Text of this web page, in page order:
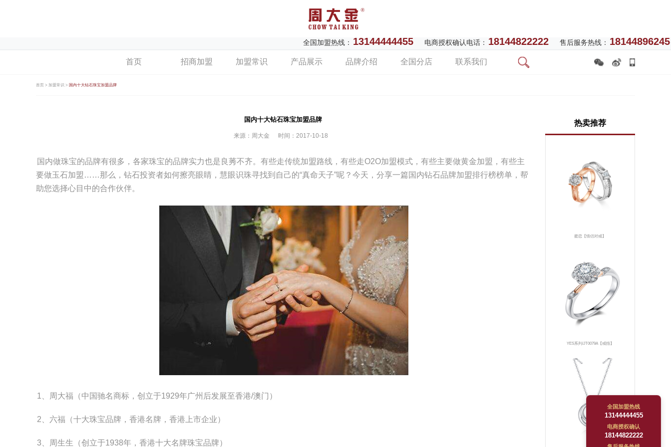
全国加盟热线： 13144444455 电商授权确认电话： 18144822222 售后服务热线： 18144896245
首页 招商加盟 加盟常识 产品展示 品牌介绍 全国分店 联系我们
首页 > 加盟常识 > 国内十大钻石珠宝加盟品牌
国内十大钻石珠宝加盟品牌
来源：周大金 时间：2017-10-18
国内做珠宝的品牌有很多，各家珠宝的品牌实力也是良莠不齐。有些走传统加盟路线，有些走O2O加盟模式，有些主要做黄金加盟，有些主
要做玉石加盟……那么，钻石投资者如何擦亮眼睛，慧眼识珠寻找到自己的“真命天子”呢？今天，分享一篇国内钻石品牌加盟排行榜榜单，帮
助您选择心目中的合作伙伴。
1、周大福（中国驰名商标，创立于1929年广州后发展至香港/澳门）
2、六福（十大珠宝品牌，香港名牌，香港上市企业）
3、周生生（创立于1938年，香港十大名牌珠宝品牌）
热卖推荐
蜜恋【情侣对戒】
YES系列/JT0079A【戒指】
全国加盟热线
13144444455
电商授权确认
18144822222